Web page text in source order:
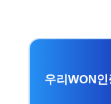
우리WON